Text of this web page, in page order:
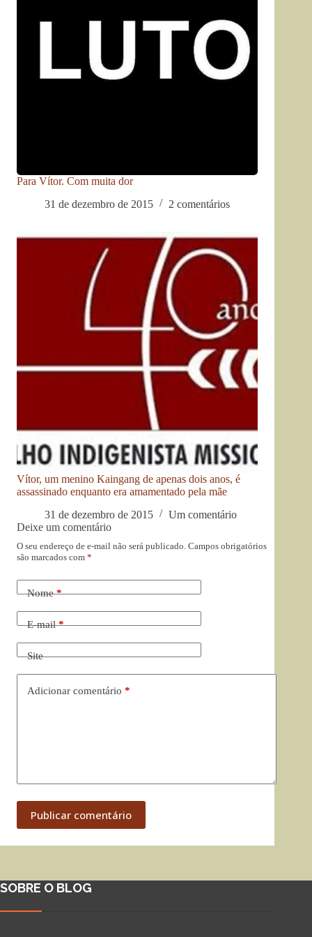
Para Vítor. Com muita dor
31 de dezembro de 2015
2 comentários
Vítor, um menino Kaingang de apenas dois anos, é
assassinado enquanto era amamentado pela mãe
31 de dezembro de 2015
Um comentário
Deixe um comentário
O seu endereço de e-mail não será publicado. Campos obrigatórios
são marcados com *
Nome*
E-mail*
Site
Adicionar comentário *
Publicar comentário
SOBRE O BLOG